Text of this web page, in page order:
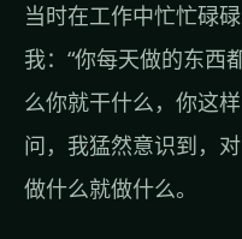
当时在工作中忙忙碌
我：“你每天做的东西
么你就干什么，你这
问，我猛然意识到，
做什么就做什么。